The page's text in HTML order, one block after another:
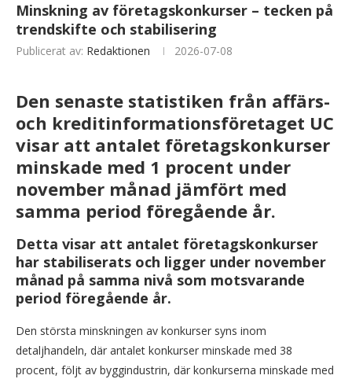
Minskning av företagskonkurser – tecken på
trendskifte och stabilisering
Publicerat av: Redaktionen 2026-07-08
Den senaste statistiken från affärs-
och kreditinformationsföretaget UC
visar att antalet företagskonkurser
minskade med 1 procent under
november månad jämfört med
samma period föregående år.
Detta visar att antalet företagskonkurser
har stabiliserats och ligger under november
månad på samma nivå som motsvarande
period föregående år.
Den största minskningen av konkurser syns inom
detaljhandeln, där antalet konkurser minskade med 38
procent, följt av byggindustrin, där konkurserna minskade med